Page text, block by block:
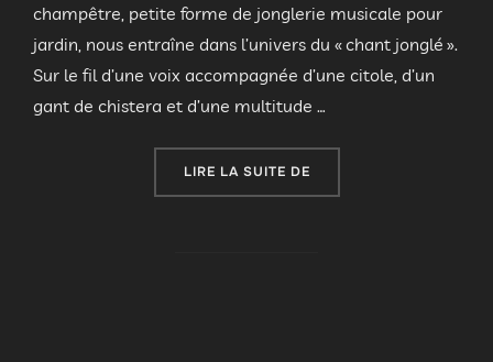
champêtre, petite forme de jonglerie musicale pour
jardin, nous entraîne dans l’univers du « chant jonglé ».
Sur le fil d’une voix accompagnée d’une citole, d’un
gant de chistera et d’une multitude …
LIRE LA SUITE DE« COMPAGNIE « CHANT